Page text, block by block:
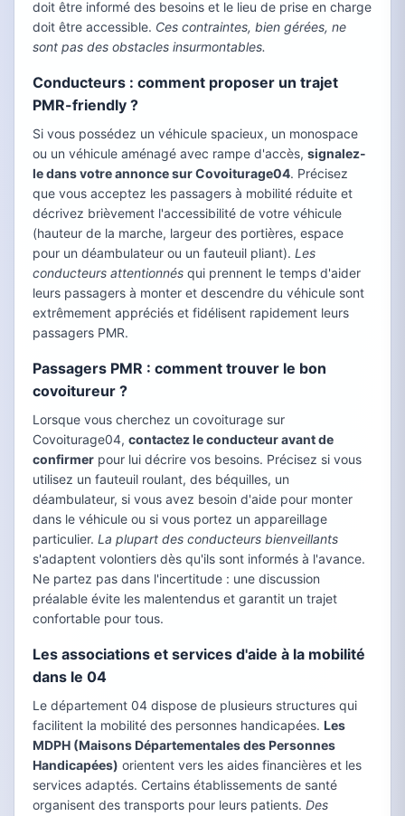
doit être informé des besoins et le lieu de prise en charge
doit être accessible. Ces contraintes, bien gérées, ne
sont pas des obstacles insurmontables.
Conducteurs : comment proposer un trajet
PMR-friendly ?
Si vous possédez un véhicule spacieux, un monospace
ou un véhicule aménagé avec rampe d'accès, signalez-
le dans votre annonce sur Covoiturage04. Précisez
que vous acceptez les passagers à mobilité réduite et
décrivez brièvement l'accessibilité de votre véhicule
(hauteur de la marche, largeur des portières, espace
pour un déambulateur ou un fauteuil pliant). Les
conducteurs attentionnés qui prennent le temps d'aider
leurs passagers à monter et descendre du véhicule sont
extrêmement appréciés et fidélisent rapidement leurs
passagers PMR.
Passagers PMR : comment trouver le bon
covoitureur ?
Lorsque vous cherchez un covoiturage sur
Covoiturage04, contactez le conducteur avant de
confirmer pour lui décrire vos besoins. Précisez si vous
utilisez un fauteuil roulant, des béquilles, un
déambulateur, si vous avez besoin d'aide pour monter
dans le véhicule ou si vous portez un appareillage
particulier. La plupart des conducteurs bienveillants
s'adaptent volontiers dès qu'ils sont informés à l'avance.
Ne partez pas dans l'incertitude : une discussion
préalable évite les malentendus et garantit un trajet
confortable pour tous.
Les associations et services d'aide à la mobilité
dans le 04
Le département 04 dispose de plusieurs structures qui
facilitent la mobilité des personnes handicapées. Les
MDPH (Maisons Départementales des Personnes
Handicapées) orientent vers les aides financières et les
services adaptés. Certains établissements de santé
organisent des transports pour leurs patients. Des